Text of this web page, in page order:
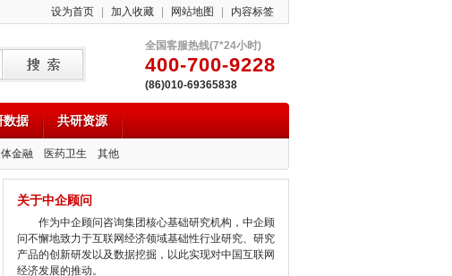
设为首页 加入收藏 网站地图 内容标签
全国客服热线(7*24小时)
400-700-9228
(86)010-69365838
数据 共研资源
金融 医药卫生 其他
关于中企顾问
作为中企顾问咨询集团核心基础研究机构，中企顾
问不懈地致力于互联网经济领域基础性行业研究、研究
产品的创新研发以及数据挖掘，以此实现对中国互联网
经济发展的推动。